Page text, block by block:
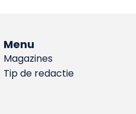
Menu
Magazines
Tip de redactie